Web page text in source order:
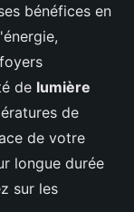
bénéfices en
de lumière
de
de votre
longue durée
sur les